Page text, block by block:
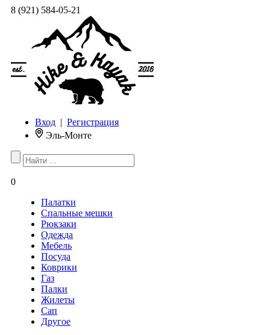
8 (921) 584-05-21
Вход | Регистрация
Эль-Монте
0
Палатки
Спальные мешки
Рюкзаки
Одежда
Мебель
Посуда
Коврики
Газ
Палки
Жилеты
Сап
Другое